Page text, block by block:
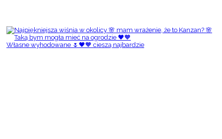
Własne wyhodowane 🌷🖤🧡 cieszą najbardzie